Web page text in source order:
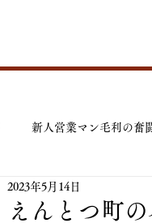
新人営業マン毛利の奮
えんとつ町
2023年5月14日